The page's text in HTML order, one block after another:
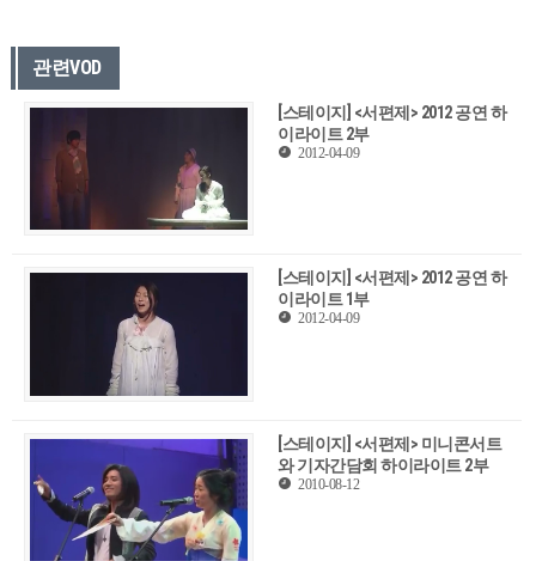
관련VOD
[스테이지] <서편제> 2012 공연 하
이라이트 2부
2012-04-09
[스테이지] <서편제> 2012 공연 하
이라이트 1부
2012-04-09
[스테이지] <서편제> 미니콘서트
와 기자간담회 하이라이트 2부
2010-08-12